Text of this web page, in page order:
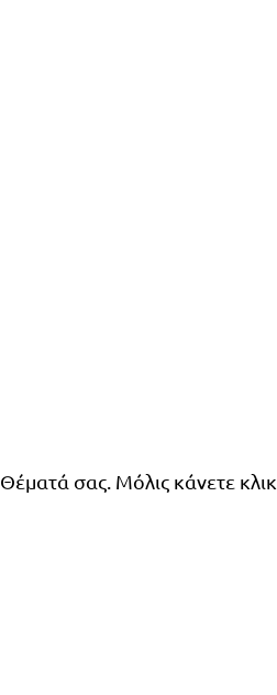
Θέματά σας. Μόλις κάνετε